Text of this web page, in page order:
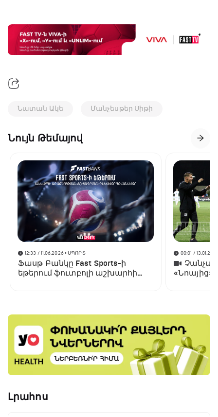
Նատան Ակե Մանչեսթեր Սիթի
Նույն Թեմայով
12:33 / 11.06.2026• ՍՊՈՐՏ
Ֆասթ Բանկը Fast Sports-ի
եթերում ֆուտբոլի աշխարհի
00:01 /
«Նոայից»
Լրահոս